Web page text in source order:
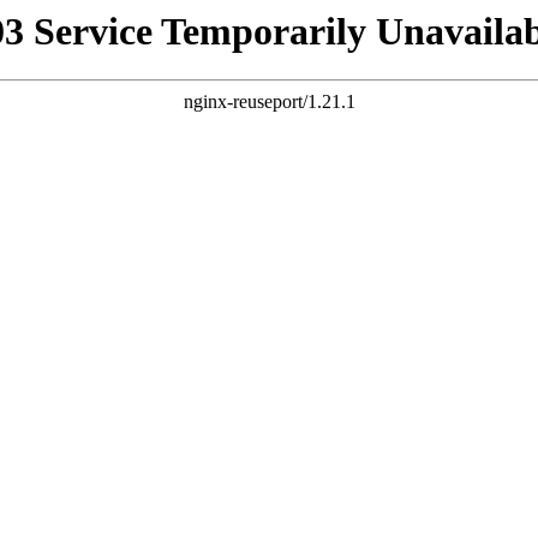
Service Temporarily
nginx-reuseport/1.21.1